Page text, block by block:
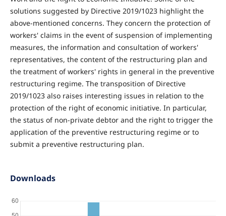
solutions suggested by Directive 2019/1023 highlight the
above-mentioned concerns. They concern the protection of
workers' claims in the event of suspension of implementing
measures, the information and consultation of workers'
representatives, the content of the restructuring plan and
the treatment of workers' rights in general in the preventive
restructuring regime. The transposition of Directive
2019/1023 also raises interesting issues in relation to the
protection of the right of economic initiative. In particular,
the status of non-private debtor and the right to trigger the
application of the preventive restructuring regime or to
submit a preventive restructuring plan.
Downloads